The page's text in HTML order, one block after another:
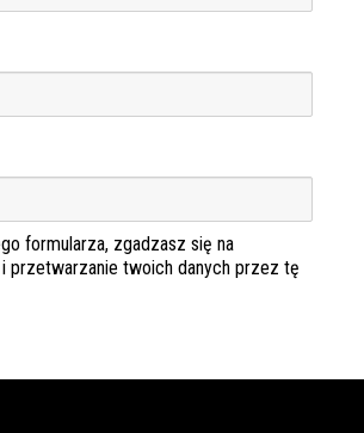
formularza, zgadzasz się na
przetwarzanie twoich danych przez tę